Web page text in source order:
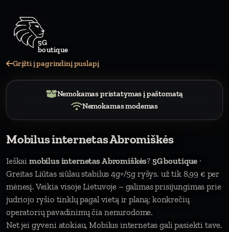
5G
boutiq
Grįžti į pagrindinį puslapį
Nemokamas pristatymas į paštomatą
Nemokamas modemas
Mobilus internetas Abromiškės
Ieškai mobilus internetas Abromiškės? 5G boutique ·
Greitas Liūtas siūlau stabilus 4g+/5g ryšys. už tik 8,99 € per
mėnesį. Veikia visoje Lietuvoje – galimas prisijungimas prie
judriojo ryšio tinklų pagal vietą ir planą; konkrečių
operatorių pavadinimų čia nenurodome.
Net jei gyveni atokiau, Mobilus internetas gali pasiekti tave.